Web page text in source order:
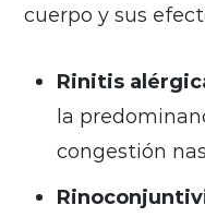
cuerpo y sus
Rinitis
la
congestión